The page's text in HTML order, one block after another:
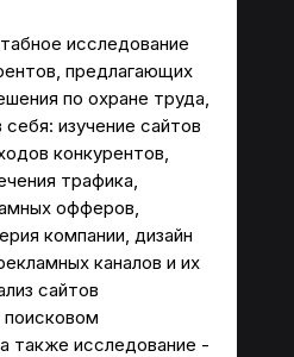
исследование
предлагающих
по охране труда,
изучение сайтов
конкурентов,
трафика,
офферов,
компании, дизайн
каналов и их
сайтов
поисковом
также исследование -